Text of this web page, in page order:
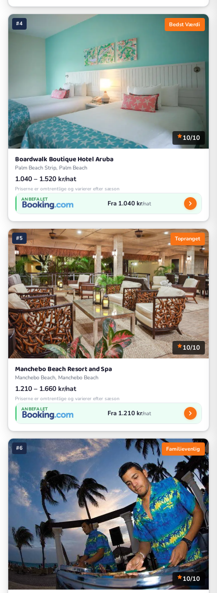
#4 Bedst Værdi
10/10
Boardwalk Boutique Hotel Aruba
Palm Beach Strip, Palm Beach
1.040 – 1.520 kr/nat
Priserne er omtrentlige og varierer efter sæson
ANBEFALET Fra 1.040 kr/nat
#5 Topranget
10/10
Manchebo Beach Resort and Spa
Manchebo Beach, Manchebo Beach
1.210 – 1.660 kr/nat
Priserne er omtrentlige og varierer efter sæson
ANBEFALET Fra 1.210 kr/nat
#6 Familievenlig
10/10